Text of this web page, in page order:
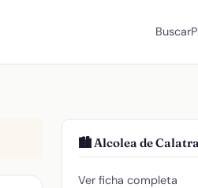
Buscar
🏙️ Alcolea de
Ver ficha completa